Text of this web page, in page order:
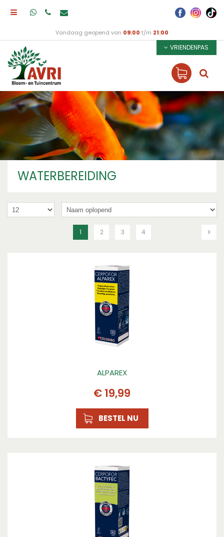
Vandaag geopend van 09:00 t/m 21:00
VRIENDENPAS
WATERBEREIDING
1 2 3 4
ALPAREX
€ 19,99
BESTEL NU